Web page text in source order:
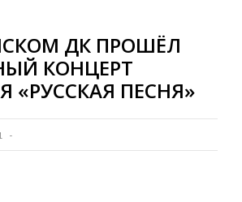
ДК ПРОШЁЛ
КОНЦЕРТ
«РУССКАЯ ПЕСНЯ»